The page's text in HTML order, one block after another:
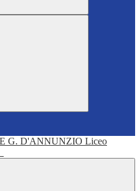
Liceo